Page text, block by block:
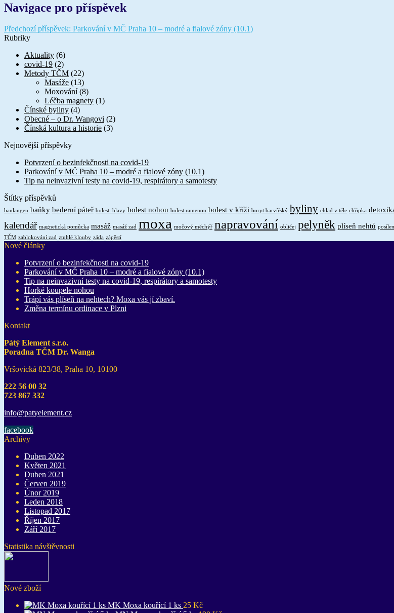
Navigace pro příspěvek
Předchozí příspěvek: Parkování v MČ Praha 10 – modré a fialové zóny (10.1)
Rubriky
Aktuality (6)
covid-19 (2)
Metody TČM (22)
Masáže (13)
Moxování (8)
Léčba magnety (1)
Čínské byliny (4)
Obecné – o Dr. Wangovi (2)
Čínská kultura a historie (3)
Nejnovější příspěvky
Potvrzení o bezinfekčnosti na covid-19
Parkování v MČ Praha 10 – modré a fialové zóny (10.1)
Tip na neinvazivní testy na covid-19, respirátory a samotesty
Štítky příspěvků
banlangen baňky bederní páteř bolesti hlavy bolest nohou bolest ramenou bolest v kříži boryt barvířský byliny chlad v těle chřipka
kalendář magnetická pomůcka masáž masáž zad moxa močový měchýř napravování obličej pelyněk plíseň nehtů
TČM zablokování zad ztuhlé klouby záda zápěstí
Nové články
Potvrzení o bezinfekčnosti na covid-19
Parkování v MČ Praha 10 – modré a fialové zóny (10.1)
Tip na neinvazivní testy na covid-19, respirátory a samotesty
Horké koupele nohou
Trápí vás plíseň na nehtech? Moxa vás jí zbaví.
Změna termínu ordinace v Plzni
Kontakt
Pátý Element s.r.o.
Poradna TČM Dr. Wanga
Vršovická 823/38, Praha 10, 10100
222 56 00 32
723 867 332
info@patyelement.cz
facebook
Archivy
Duben 2022
Květen 2021
Duben 2021
Červen 2019
Únor 2019
Leden 2018
Listopad 2017
Říjen 2017
Září 2017
Statistika návštěvnosti
Nové zboží
MK Moxa kouřící 1 ks 25 Kč